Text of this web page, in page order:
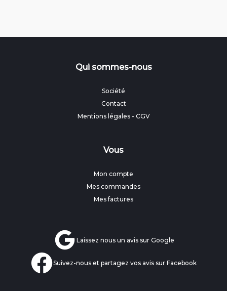
Qui sommes-nous
Société
Contact
Mentions légales- CGV
Vous
Mon compte
Mes commandes
Mes factures
Laissez nous un avis sur Google
Suivez-nous et partagez vos avis sur Facebook